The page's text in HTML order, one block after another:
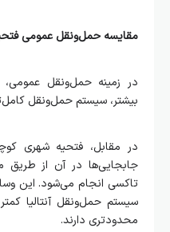
مقایسه حمل‌ونقل عمومی فتحیه
در زمینه حمل‌ونقل
بیشتر، سیستم حمل‌ونقل
در مقابل، فتحیه شهری
جابجایی‌ها در آن از
تاکسی انجام می‌شود. این
سیستم حمل‌ونقل آنتالیا
محدودتری دارند.